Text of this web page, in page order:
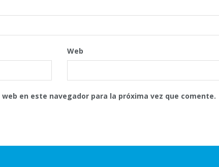
Web
en este navegador para la próxima vez que comente.